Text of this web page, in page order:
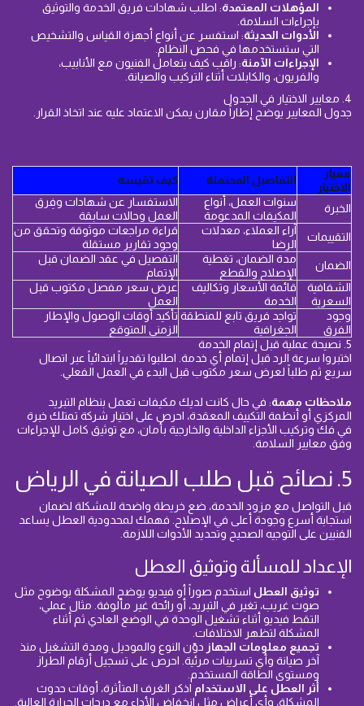
المؤهلات المعتمدة: اطلب شهادات فريق الخدمة والتوثيق
بإجراءات السلامة.
الأدوات الحديثة: استفسر عن أنواع أجهزة القياس والتشخيص
التي ستستخدمها في فحص النظام.
الإجراءات الآمنة: راقب كيف يتعامل الفنيون مع الأنابيب،
والفريون، والكابلات أثناء التركيب والصيانة.
4. معايير الاختيار في الجدول
جدول المعايير يوضح إطاراً مقارن يمكن الاعتماد عليه عند اتخاذ القرار.
معيار
الاختيار
التفاصيل المحتملة كيف تقيسه
الخبرة
سنوات العمل، أنواع
المكيفات المدعومة
الاستفسار عن شهادات وفِرق
العمل وحالات سابقة
التقييمات
آراء العملاء، معدلات
الرضا
قراءة مراجعات موثوقة وتحقق من
وجود تقارير مستقلة
الضمان
مدة الضمان، تغطية
الإصلاح والقطع
التفصيل في عقد الضمان قبل
الإتمام
الشفافية
السعرية
قائمة الأسعار وتكاليف
الخدمة
عرض سعر مفصل مكتوب قبل
العمل
وجود
الفرق
تواجد فريق تابع للمنطقة
الجغرافية
تأكيد أوقات الوصول والإطار
الزمني المتوقع
5. نصيحة عملية قبل إتمام الخدمة
اختبروا سرعة الرد قبل إتمام أي خدمة. اطلبوا تقديراً ابتدائياً عبر اتصال
سريع ثم طلباً لعرض سعر مكتوب قبل البدء في العمل الفعلي.
ملاحظات مهمة: في حال كانت لديك مكيفات تعمل بنظام التبريد
المركزي أو أنظمة التكييف المعقدة، احرص على اختيار شركة تمتلك خبرة
في فك وتركيب الأجزاء الداخلية والخارجية بأمان، مع توثيق كامل للإجراءات
وفق معايير السلامة.
5. نصائح قبل طلب الصيانة في الرياض
قبل التواصل مع مزود الخدمة، ضع خريطة واضحة للمشكلة لضمان
استجابة أسرع وجودة أعلى في الإصلاح. فهمك لمحدودية العطل يساعد
الفنيين على التوجيه الصحيح وتحديد الأدوات اللازمة.
الإعداد للمسألة وتوثيق العطل
توثيق العطل استخدم صوراً أو فيديو يوضح المشكلة بوضوح مثل
صوت غريب، تغير في التبريد، أو رائحة غير مألوفة. مثال عملي،
التقط فيديو أثناء تشغيل الوحدة في الوضع العادي ثم أثناء
المشكلة لتظهر الاختلافات.
تجميع معلومات الجهاز دوّن النوع والموديل ومدة التشغيل منذ
آخر صيانة وأي تسريبات مرئية. احرص على تسجيل أرقام الطراز
ومستوى الطاقة المستخدم.
أثر العطل على الاستخدام اذكر الغرف المتأثرة، أوقات حدوث
المشكلة، وأي أعراض مثل انخفاض الأداء مع درجات الحرارة العالية.